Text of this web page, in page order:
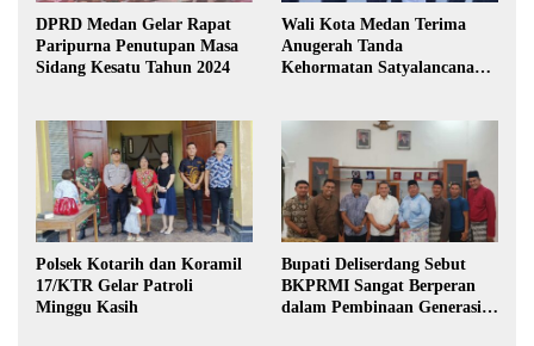
DPRD Medan Gelar Rapat
Paripurna Penutupan Masa
Sidang Kesatu Tahun 2024
Wali Kota Medan Terima
Anugerah Tanda
Kehormatan Satyalancana
Polsek Kotarih dan Koramil
17/KTR Gelar Patroli
Minggu Kasih
Bupati Deliserdang Sebut
BKPRMI Sangat Berperan
dalam Pembinaan Generasi